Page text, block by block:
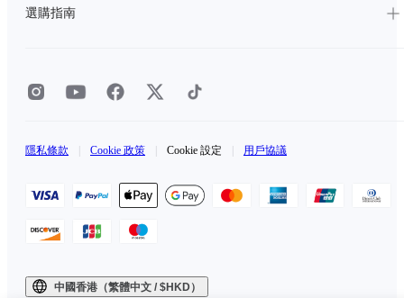
選購指南
隱私條款 Cookie 政策 Cookie 設定 用戶協議
中國香港（繁體中文 / $HKD）